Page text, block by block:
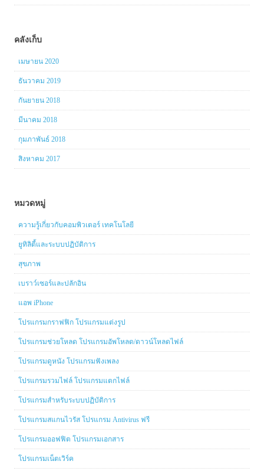
คลังเก็บ
เมษายน 2020
ธันวาคม 2019
กันยายน 2018
มีนาคม 2018
กุมภาพันธ์ 2018
สิงหาคม 2017
หมวดหมู่
ความรู้เกี่ยวกับคอมพิวเตอร์ เทคโนโลยี
ยูทิลิตี้และระบบปฏิบัติการ
สุขภาพ
เบราว์เซอร์และปลักอิน
แอพ iPhone
โปรแกรมกราฟฟิก โปรแกรมแต่งรูป
โปรแกรมช่วยโหลด โปรแกรมอัพโหลด/ดาวน์โหลดไฟล์
โปรแกรมดูหนัง โปรแกรมฟังเพลง
โปรแกรมรวมไฟล์ โปรแกรมแตกไฟล์
โปรแกรมสำหรับระบบปฏิบัติการ
โปรแกรมสแกนไวรัส โปรแกรม Antivirus ฟรี
โปรแกรมออฟฟิต โปรแกรมเอกสาร
โปรแกรมเน็ตเวิร์ค